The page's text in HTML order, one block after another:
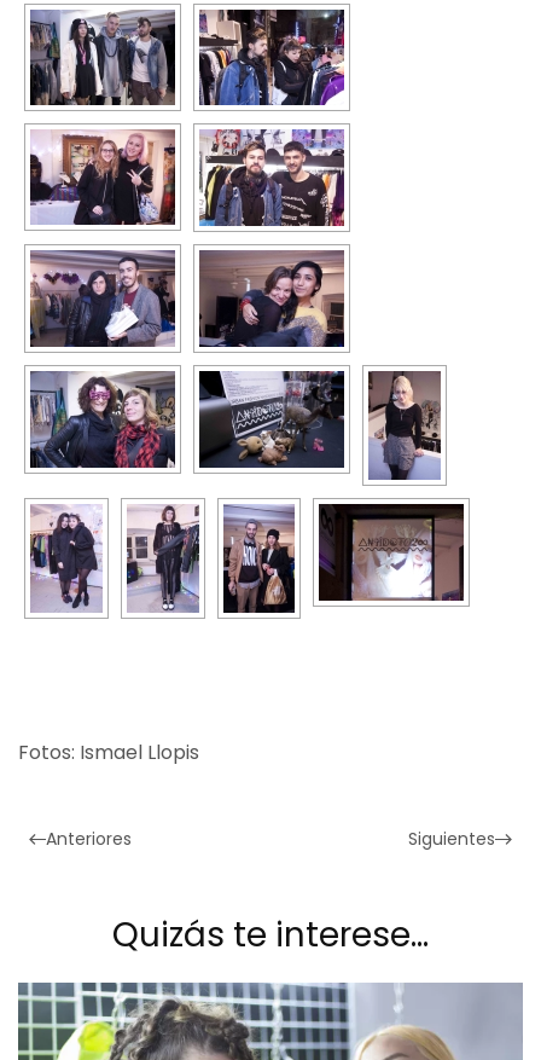
Fotos: Ismael Llopis
Anteriores Siguientes
Quizás te interese…